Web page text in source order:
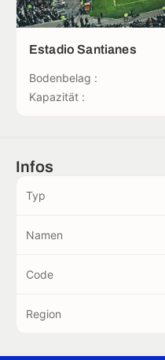
Estadio Santianes
Bodenbelag :
Kapazität :
Infos
Typ
Namen
Code
Region